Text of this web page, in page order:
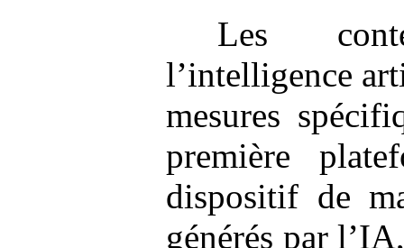
Les
l’intelligence
mesures
première
dispositif de
générés par